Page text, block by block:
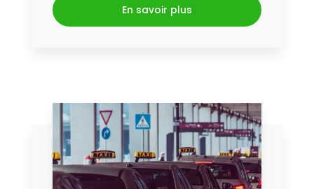
En savoir plus